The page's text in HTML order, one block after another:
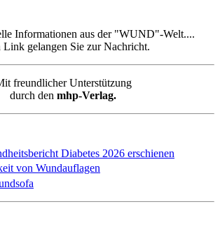
Informationen aus der "WUND"-Welt....
gelangen Sie zur Nachricht.
freundlicher Unterstützung
durch den mhp-Verlag.
Diabetes 2026 erschienen
von Wundauflagen